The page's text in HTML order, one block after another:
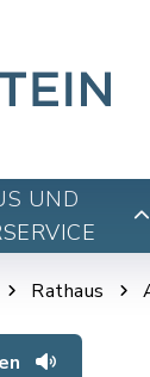
UND
Rathaus